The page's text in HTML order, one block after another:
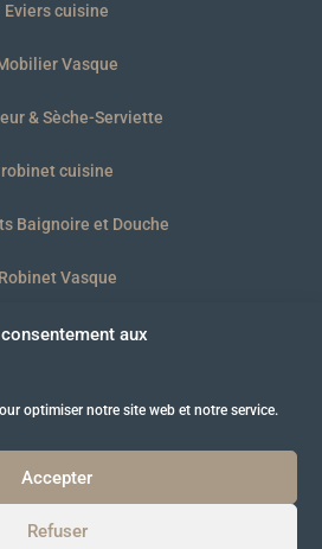
aux
optimiser notre site web et notre service.
Accepter
Refuser
Eviers cuisine
Vasque
& Sèche-Serviette
robinet cuisine
Baignoire et Douche
Robinet Vasque
WC et plaques